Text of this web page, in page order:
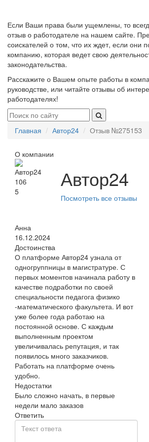
Если Ваши права были ущемлены, то
отзыв о работодателе на нашем сайте.
соискателей о том, что их ждет, если они
компанию, которая ведет свою
законодательства.
Расскажите о Вашем опыте работы в
руководстве, или читайте отзывы об
работодателях!
Главная Автор24 Отзыв №275153
О компании
106
5
Автор24
Посмотреть все отзывы
Анна
16.12.2024
Достоинства
О платформе Автор24 узнала от
одногруппницы в магистратуре. С
первых моментов начинала работу в
качестве подработки по своей
специальности педагога физико
-математического факультета. И вот
уже более года работаю на
постоянной основе. С каждым
выполненным проектом
увеличивалась репутация, и так
появилось много заказчиков.
Работать на платформе очень
удобно.
Недостатки
Было сложно начать, в первые
недели мало заказов
Ответить